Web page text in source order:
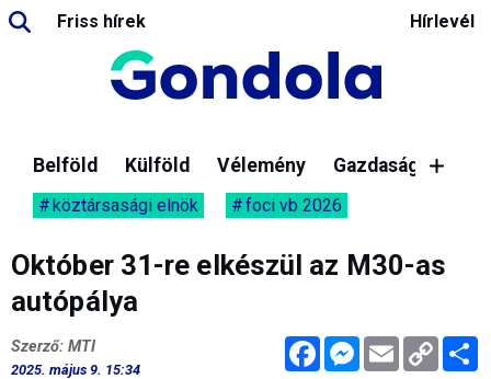
Friss hírek Hírlevél
Belföld Külföld Vélemény Gazdaság
köztársasági elnök foci vb 2026
Október 31-re elkészül az M30-as
autópálya
FacebookMessenger
Email Copy
Link
Szerző: MTI
2025. május 9. 15:34